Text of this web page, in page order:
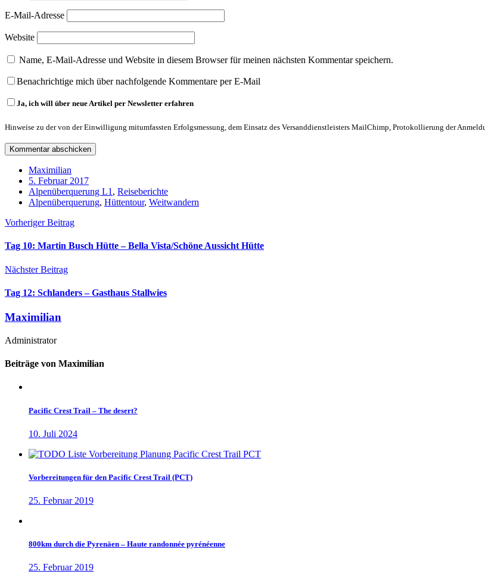
E-Mail-Adresse
Website
Name, E-Mail-Adresse und Website in diesem Browser für meinen nächsten Kommentar speichern.
Benachrichtige mich über nachfolgende Kommentare per E-Mail
Ja, ich will über neue Artikel per Newsletter erfahren
Hinweise zu der von der Einwilligung mitumfassten Erfolgsmessung, dem Einsatz des Versanddienstleisters MailChimp, Protokollierung der
Maximilian
5. Februar 2017
Alpenüberquerung L1 , Reiseberichte
Alpenüberquerung, Hüttentour, Weitwandern
Vorheriger Beitrag
Tag 10: Martin Busch Hütte – Bella Vista/Schöne Aussicht Hütte
Nächster Beitrag
Tag 12: Schlanders – Gasthaus Stallwies
Maximilian
Administrator
Beiträge von Maximilian
Pacific Crest Trail – The desert?
10. Juli 2024
Vorbereitungen für den Pacific Crest Trail (PCT)
25. Februar 2019
800km durch die Pyrenäen – Haute randonnée pyrénéenne
25. Februar 2019